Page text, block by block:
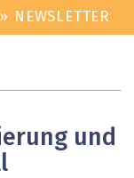
» NEWSLETTER
und